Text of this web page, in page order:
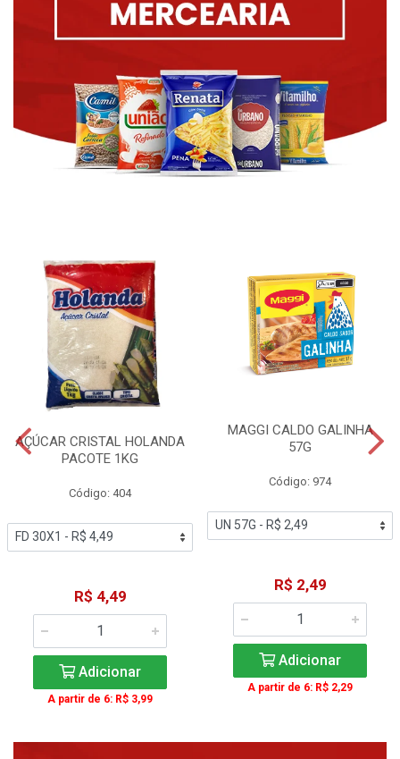
AÇÚCAR CRISTAL HOLANDA
PACOTE 1KG
Código: 404
R$ 4,49
Adicionar
A partir de 6: R$ 3,99
MAGGI CALDO GALINHA
57G
Código: 974
R$ 2,49
Adicionar
A partir de 6: R$ 2,29